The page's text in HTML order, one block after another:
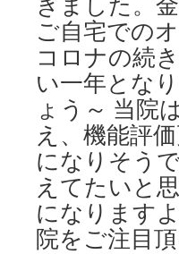
ご自宅での
コロナの続
い一年とな
ょう～ 当院
え、機能評
になりそう
えてたいと
になります
院をご注目